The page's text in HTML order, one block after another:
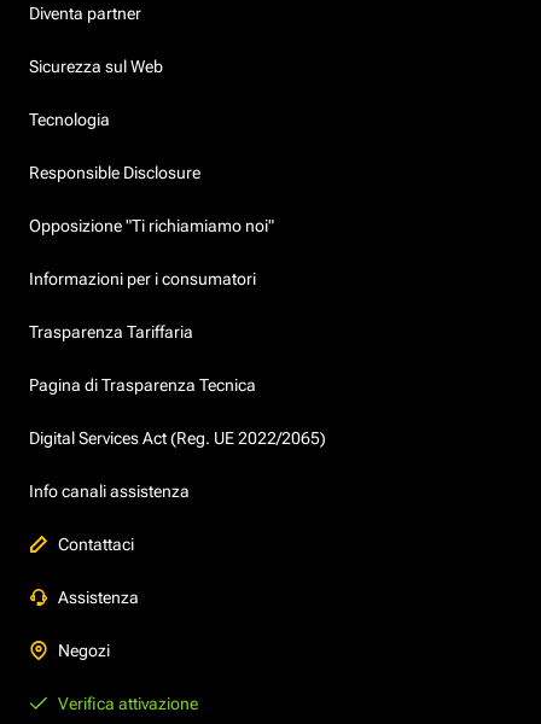
Diventa partner
Sicurezza sul Web
Tecnologia
Responsible Disclosure
Opposizione "Ti richiamiamo noi"
Informazioni per i consumatori
Trasparenza Tariffaria
Pagina di Trasparenza Tecnica
Digital Services Act (Reg. UE 2022/2065)
Info canali assistenza
Contattaci
Assistenza
Negozi
Verifica attivazione